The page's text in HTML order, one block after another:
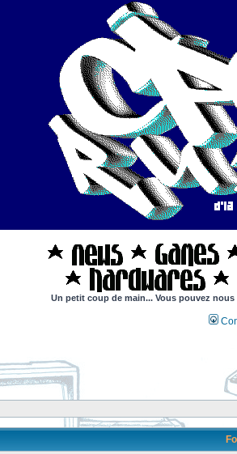
Un petit coup de main... Vous pouvez